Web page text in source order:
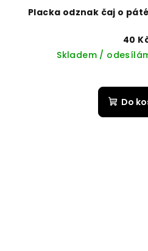
Placka odznak čaj o
40
Skladem /
Do